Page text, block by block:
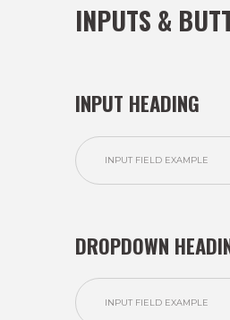
INPUTS &
INPUT HEADING
DROPDOWN